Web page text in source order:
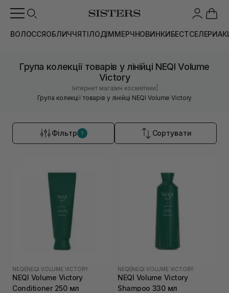
ВОЛОССЯОБЛИЧЧЯТІЛОДІММЕРЧНОВИНКИБЕСТСЕЛЕРИ
Група колекції товарів у лінійці NEQI Volume
Victory
Інтернет магазин косметики
Група колекції товарів у лінійці NEQI Volume Victory
Фільтр 1 Сортувати
NEQI NEQI VOLUME VICTORY
NEQI Volume Victory
Conditioner 250 мл
NEQI NEQI VOLUME VICTORY
NEQI Volume Victory
Shampoo 330 мл